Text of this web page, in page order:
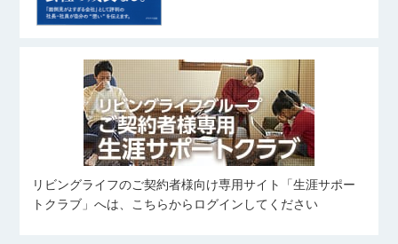
リビングライフのご契約者様向け専用サイト「生涯サポー
トクラブ」へは、こちらからログインしてください